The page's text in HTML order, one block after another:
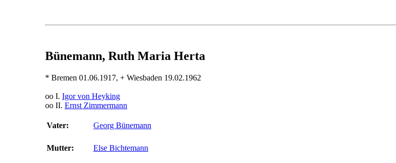
Bünemann, Ruth Maria Herta
* Bremen 01.06.1917, + Wiesbaden 19.02.1962
oo I. Igor von Heyking
oo II. Ernst Zimmermann
Vater: Georg Bünemann
Mutter: Else Bichtemann